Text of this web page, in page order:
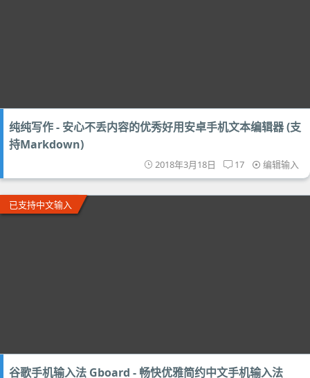
纯纯写作 - 安心不丢内容的优秀好用安卓手机文本编辑器 (支
持Markdown)
2018年3月18日 17 编辑输入
已支持中文输入
谷歌手机输入法 Gboard - 畅快优雅简约中文手机输入法